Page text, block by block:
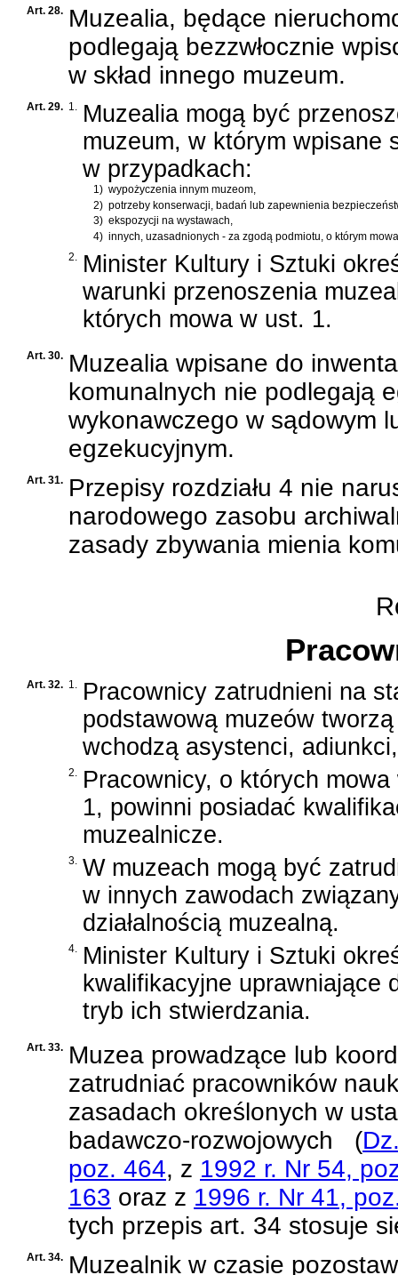
Art. 28. Muzealia, będące
podlegają bezzwłocznie
w skład innego muzeum.
Art. 29. 1. Muzealia mogą być
muzeum, w którym wpisane
w przypadkach:
1) wypożyczenia innym muzeom,
2) potrzeby konserwacji, badań lub zapewnienia
3) ekspozycji na wystawach,
4) innych, uzasadnionych - za zgodą podmiotu, o którym
2. Minister Kultury i Sztuki
warunki przenoszenia
których mowa w ust. 1.
Art. 30. Muzealia wpisane do
komunalnych nie podlegają
wykonawczego w sądowym
egzekucyjnym.
Art. 31. Przepisy rozdziału 4 nie
narodowego zasobu
zasady zbywania mienia
Art. 32. 1. Pracownicy zatrudnieni na
podstawową muzeów
wchodzą asystenci,
2. Pracownicy, o których
1, powinni posiadać
muzealnicze.
3. W muzeach mogą być
w innych zawodach
działalnością muzealną.
4. Minister Kultury i Sztuki
kwalifikacyjne uprawniające
tryb ich stwierdzania.
Art. 33. Muzea prowadzące lub
zatrudniać pracowników
zasadach określonych w
badawczo-rozwojowych
(
poz. 464, z 1992 r. Nr 54,
163 oraz z 1996 r. Nr 41,
tych przepis art. 34 stosuje
Art. 34. Muzealnik w czasie